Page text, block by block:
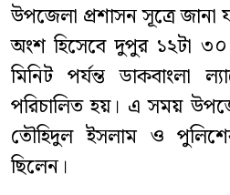
উপজেলা প্রশাসন সূত্রে জানা
অংশ হিসেবে দুপুর ১২টা
মিনিট পর্যন্ত ডাকবাংলা
পরিচালিত হয়। এ সময়
তৌহিদুল ইসলাম ও
ছিলেন।